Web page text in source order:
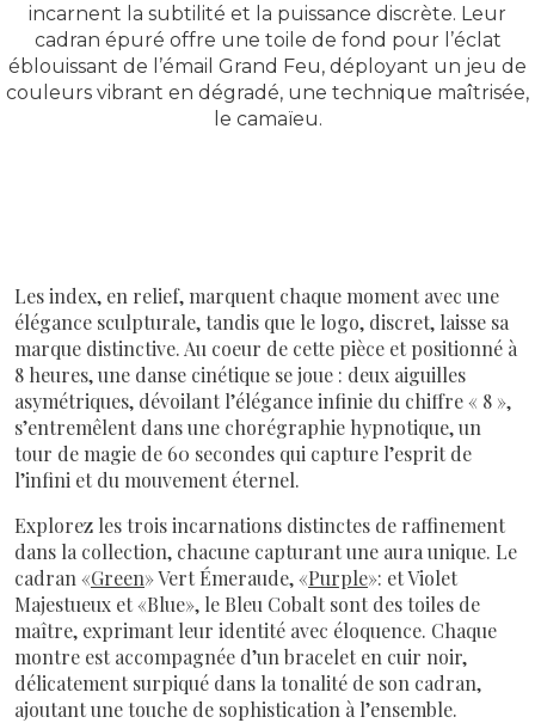
incarnent la subtilité et la puissance discrète. Leur
cadran épuré offre une toile de fond pour l’éclat
éblouissant de l’émail Grand Feu, déployant un jeu de
couleurs vibrant en dégradé, une technique maîtrisée,
le camaïeu.
Les index, en relief, marquent chaque moment avec une
élégance sculpturale, tandis que le logo, discret, laisse sa
marque distinctive. Au coeur de cette pièce et positionné à
8 heures, une danse cinétique se joue : deux aiguilles
asymétriques, dévoilant l’élégance infinie du chiffre « 8 »,
s’entremêlent dans une chorégraphie hypnotique, un
tour de magie de 60 secondes qui capture l’esprit de
l’infini et du mouvement éternel.
Explorez les trois incarnations distinctes de raffinement
dans la collection, chacune capturant une aura unique. Le
cadran «Green» Vert Émeraude, «Purple»: et Violet
Majestueux et «Blue», le Bleu Cobalt sont des toiles de
maître, exprimant leur identité avec éloquence. Chaque
montre est accompagnée d’un bracelet en cuir noir,
délicatement surpiqué dans la tonalité de son cadran,
ajoutant une touche de sophistication à l’ensemble.